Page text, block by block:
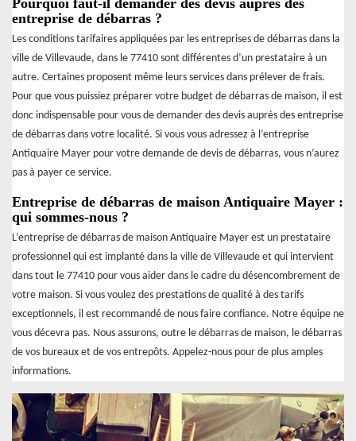
entreprise de débarras ?
Les conditions tarifaires appliquées par les entreprises de débarras dans la
ville de Villevaude, dans le 77410 sont différentes d’un prestataire à un
autre. Certaines proposent même leurs services dans prélever de frais.
Pour que vous puissiez préparer votre budget de débarras de maison, il est
donc indispensable pour vous de demander des devis auprès des entreprise
de débarras dans votre localité. Si vous vous adressez à l’entreprise
Antiquaire Mayer pour votre demande de devis de débarras, vous n’aurez
pas à payer ce service.
Entreprise de débarras de maison Antiquaire Mayer :
qui sommes-nous ?
L’entreprise de débarras de maison Antiquaire Mayer est un prestataire
professionnel qui est implanté dans la ville de Villevaude et qui intervient
dans tout le 77410 pour vous aider dans le cadre du désencombrement de
votre maison. Si vous voulez des prestations de qualité à des tarifs
exceptionnels, il est recommandé de nous faire confiance. Notre équipe ne
vous décevra pas. Nous assurons, outre le débarras de maison, le débarras
de vos bureaux et de vos entrepôts. Appelez-nous pour de plus amples
informations.